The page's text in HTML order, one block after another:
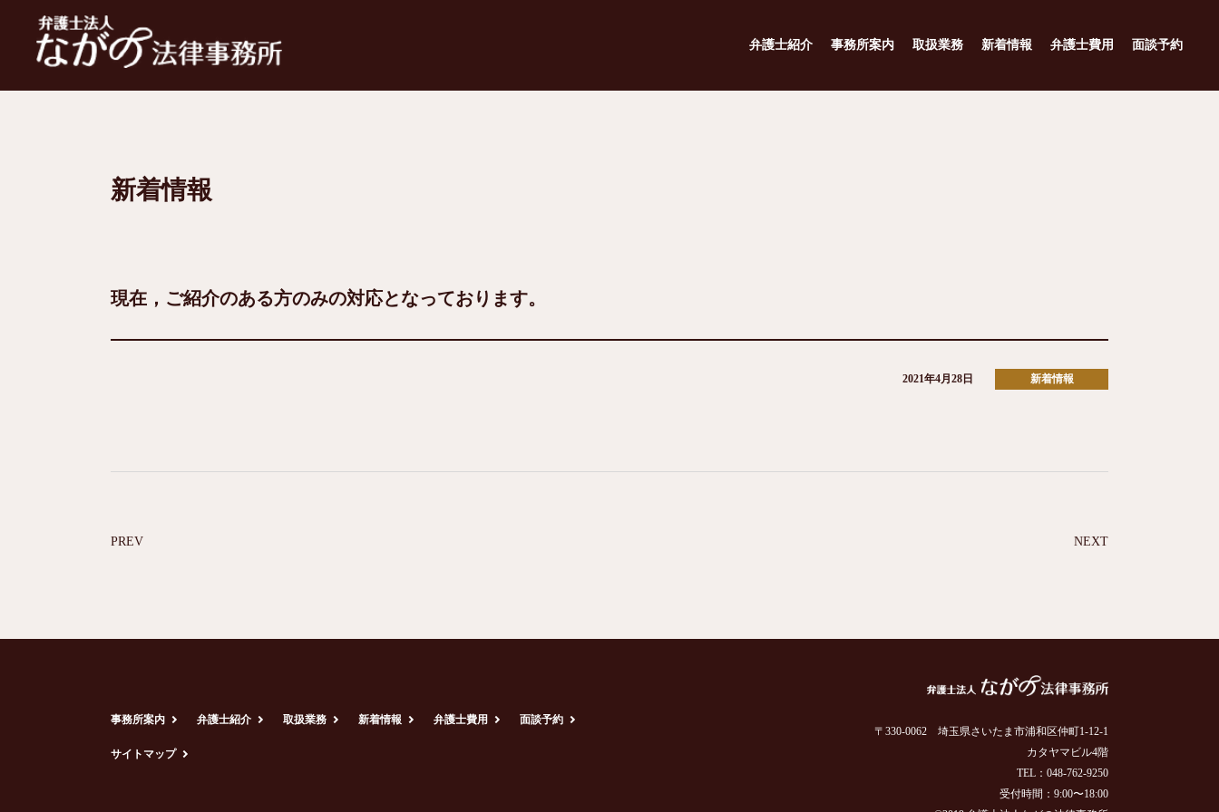
弁護士紹介 事務所案内 取扱業務 新着情報 弁護士費用 面談予約
新着情報
現在，ご紹介のある方のみの対応となっております。
2021年4月28日 新着情報
PREV NEXT
事務所案内 弁護士紹介 取扱業務 新着情報 弁護士費用 面談予約
サイトマップ
〒330-0062 埼玉県さいたま市浦和区仲町1-12-1
カタヤマビル4階
TEL：048-762-9250
受付時間：9:00〜18:00